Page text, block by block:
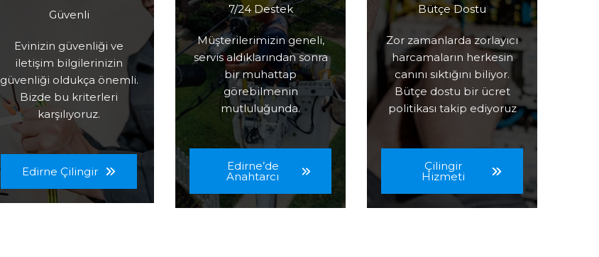
Güvenli
Evinizin güvenliği ve
iletişim bilgilerinizin
güvenliği oldukça önemli.
Bizde bu kriterleri
karşılıyoruz.
Edirne Çilingir
7/24 Destek
Müşterilerimizin geneli,
servis aldıklarından sonra
bir muhattap
görebilmenin
mutluluğunda.
Edirne’de
Anahtarcı
Bütçe Dostu
Zor zamanlarda zorlayıcı
harcamaların herkesin
canını sıktığını biliyor.
Bütçe dostu bir ücret
politikası takip ediyoruz
Çilingir
Hizmeti